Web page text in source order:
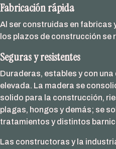
Fabricación rápida
Al ser construidas en fabricas
los plazos de construcción se
Seguras y resistentes
Duraderas, estables y con
elevada. La madera se
solido para la construcción,
plagas, hongos y demás; se
tratamientos y distintos
Las constructoras y la